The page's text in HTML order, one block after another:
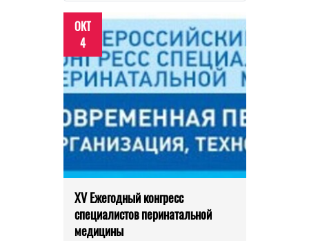
ОКТ
4
XV Ежегодный конгресс
специалистов перинатальной
медицины